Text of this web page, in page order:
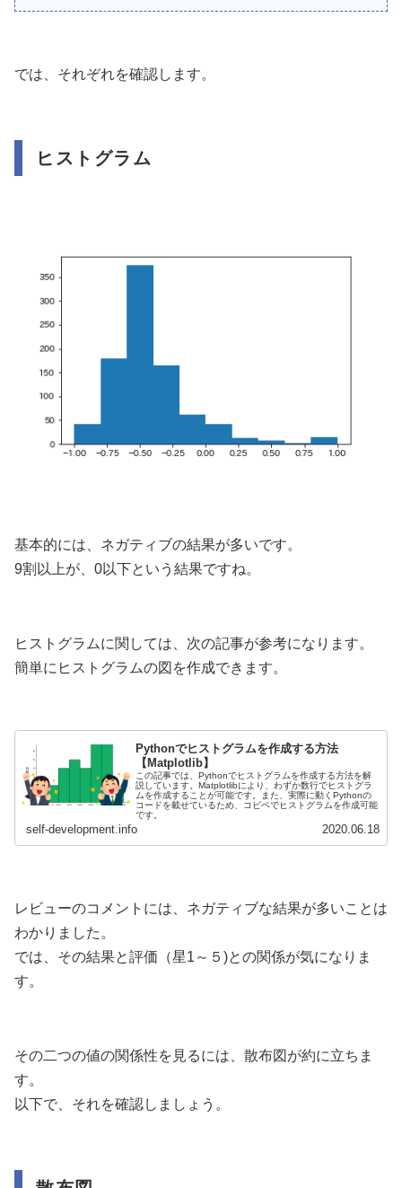
では、それぞれを確認します。
ヒストグラム
基本的には、ネガティブの結果が多いです。
9割以上が、0以下という結果ですね。
ヒストグラムに関しては、次の記事が参考になります。
簡単にヒストグラムの図を作成できます。
Pythonでヒストグラムを作成する方法
【Matplotlib】
この記事では、Pythonでヒストグラムを作成する方法を解
説しています。Matplotlibにより、わずか数行でヒストグラ
ムを作成することが可能です。また、実際に動くPythonの
コードを載せているため、コピペでヒストグラムを作成可能
です。
self-development.info 2020.06.18
レビューのコメントには、ネガティブな結果が多いことは
わかりました。
では、その結果と評価（星1～５)との関係が気になりま
す。
その二つの値の関係性を見るには、散布図が約に立ちま
す。
以下で、それを確認しましょう。